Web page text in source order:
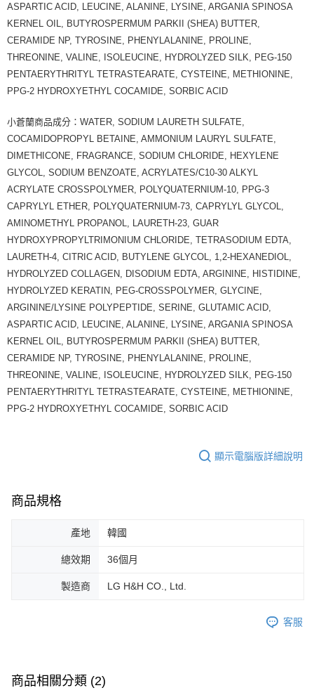
ASPARTIC ACID, LEUCINE, ALANINE, LYSINE, ARGANIA SPINOSA
KERNEL OIL, BUTYROSPERMUM PARKII (SHEA) BUTTER,
CERAMIDE NP, TYROSINE, PHENYLALANINE, PROLINE,
THREONINE, VALINE, ISOLEUCINE, HYDROLYZED SILK, PEG-150
PENTAERYTHRITYL TETRASTEARATE, CYSTEINE, METHIONINE,
PPG-2 HYDROXYETHYL COCAMIDE, SORBIC ACID
小蒼蘭商品成分：WATER, SODIUM LAURETH SULFATE,
COCAMIDOPROPYL BETAINE, AMMONIUM LAURYL SULFATE,
DIMETHICONE, FRAGRANCE, SODIUM CHLORIDE, HEXYLENE
GLYCOL, SODIUM BENZOATE, ACRYLATES/C10-30 ALKYL
ACRYLATE CROSSPOLYMER, POLYQUATERNIUM-10, PPG-3
CAPRYLYL ETHER, POLYQUATERNIUM-73, CAPRYLYL GLYCOL,
AMINOMETHYL PROPANOL, LAURETH-23, GUAR
HYDROXYPROPYLTRIMONIUM CHLORIDE, TETRASODIUM EDTA,
LAURETH-4, CITRIC ACID, BUTYLENE GLYCOL, 1,2-HEXANEDIOL,
HYDROLYZED COLLAGEN, DISODIUM EDTA, ARGININE, HISTIDINE,
HYDROLYZED KERATIN, PEG-CROSSPOLYMER, GLYCINE,
ARGININE/LYSINE POLYPEPTIDE, SERINE, GLUTAMIC ACID,
ASPARTIC ACID, LEUCINE, ALANINE, LYSINE, ARGANIA SPINOSA
KERNEL OIL, BUTYROSPERMUM PARKII (SHEA) BUTTER,
CERAMIDE NP, TYROSINE, PHENYLALANINE, PROLINE,
THREONINE, VALINE, ISOLEUCINE, HYDROLYZED SILK, PEG-150
PENTAERYTHRITYL TETRASTEARATE, CYSTEINE, METHIONINE,
PPG-2 HYDROXYETHYL COCAMIDE, SORBIC ACID
顯示電腦版詳細說明
商品規格
產地 韓國
總效期 36個月
製造商 LG H&H CO., Ltd.
客服
商品相關分類 (2)